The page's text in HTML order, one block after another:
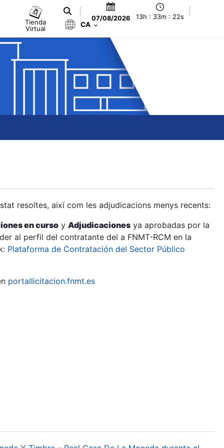
Tienda
Virtual
07/08/2026 13h : 33m : 23s
CA
resoltes, així com les adjudicacions menys recents:
en curso y Adjudicaciones ya aprobadas por la
al perfil del contratante del a FNMT-RCM en la
Plataforma de Contratación del Sector Público
portallicitacion.fnmt.es